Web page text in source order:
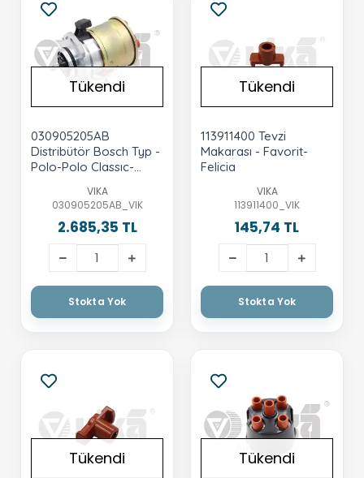
Tükendi
030905205AB
Distribütör Bosch Typ -
Polo-Polo Classıc-
Cordoba-Vento-1.6 Lt.-
Aee-Alm
VIKA
030905205AB_VIK
2.685,35 TL
Stokta Yok
Tükendi
113911400 Tevzi
Makarası - Favorit-
Felicia
VIKA
113911400_VIK
145,74 TL
Stokta Yok
Tükendi Tükendi